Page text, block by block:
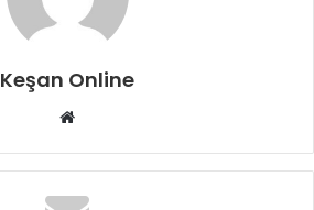
Keşan Online
Web